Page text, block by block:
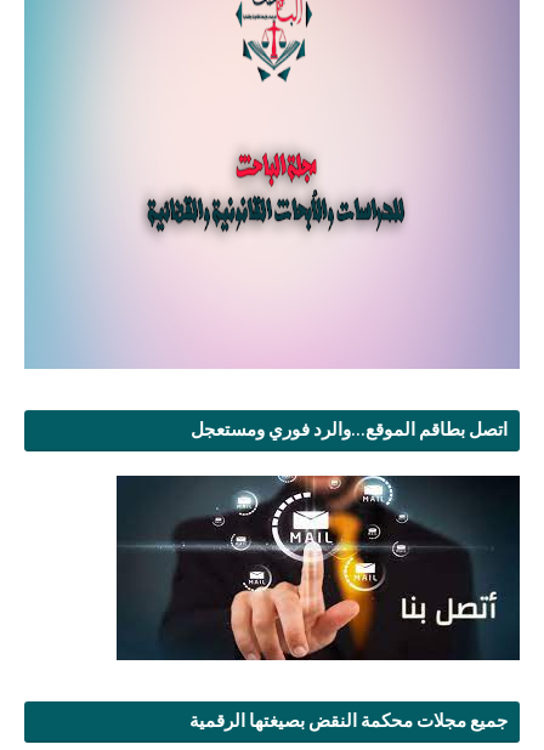
اتصل بطاقم الموقع...والرد فوري ومستعجل
جميع مجلات محكمة النقض بصيغتها الرقمية